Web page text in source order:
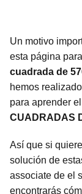
Un motivo
esta página
cuadrada de
hemos
para aprender
CUADRADAS
Así que si
solución de
associate de el
encontrarás